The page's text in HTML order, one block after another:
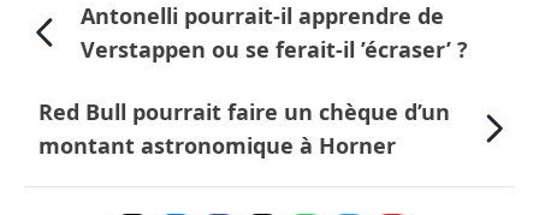
Antonelli pourrait-il apprendre de
Verstappen ou se ferait-il ’écraser’ ?
Red Bull pourrait faire un chèque d’un
montant astronomique à Horner